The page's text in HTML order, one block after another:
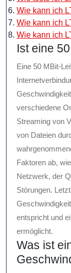
Wie kann ich
Wie kann ich
Wie kann ich
Ist eine
Eine 50 MBit-
verschiedene
Streaming von
von Dateien
Faktoren ab,
Netzwerk, der
Störungen.
entspricht und
ermöglicht.
Was ist